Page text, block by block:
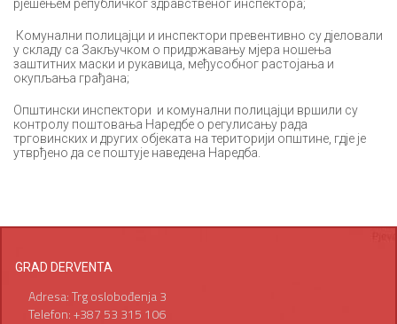
рјешењем републичког здравственог инспектора;
Комунални полицајци и инспектори превентивно су дјеловали
у складу са Закључком о придржавању мјера ношења
заштитних маски и рукавица, међусобног растојања и
окупљања грађана;
Општински инспектори и комунални полицајци вршили су
контролу поштовања Наредбе о регулисању рада
трговинских и других објеката на територији општине, гдје је
утврђено да се поштује наведена Наредба.
GRAD DERVENTA
Adresa: Trg oslobođenja 3
Telefon: +387 53 315 106